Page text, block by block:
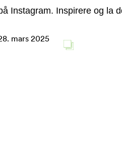
Instagram. Inspirere og la